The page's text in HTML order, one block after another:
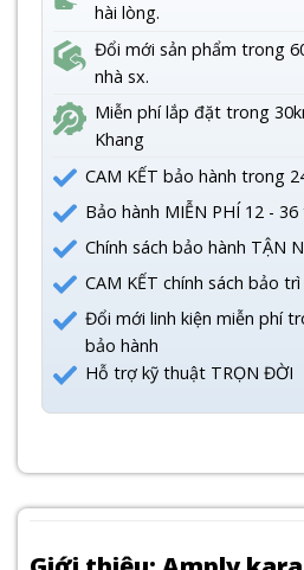
hài lòng.
Đổi mới sản phẩm trong
nhà sx.
Miễn phí lắp đặt trong
Khang
CAM KẾT bảo hành trong
Bảo hành MIỄN PHÍ 12 -
Chính sách bảo hành TẬN
CAM KẾT chính sách bảo
Đổi mới linh kiện miễn phí
bảo hành
Hỗ trợ kỹ thuật TRỌN ĐỜI